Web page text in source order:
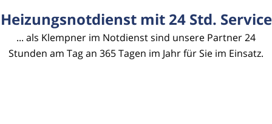
Heizungsnotdienst mit 24 Std. Service
... als Klempner im Notdienst sind unsere Partner 24
Stunden am Tag an 365 Tagen im Jahr für Sie im Einsatz.